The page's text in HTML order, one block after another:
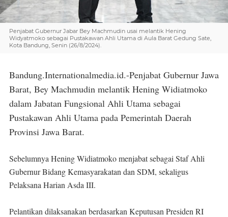
Penjabat Gubernur Jabar Bey Machmudin usai melantik Hening
Widyatmoko sebagai Pustakawan Ahli Utama di Aula Barat Gedung Sate,
Kota Bandung, Senin (26/8/2024).
Bandung.Internationalmedia.id.-Penjabat Gubernur Jawa
Barat, Bey Machmudin melantik Hening Widiatmoko
dalam Jabatan Fungsional Ahli Utama sebagai
Pustakawan Ahli Utama pada Pemerintah Daerah
Provinsi Jawa Barat.
Sebelumnya Hening Widiatmoko menjabat sebagai Staf Ahli
Gubernur Bidang Kemasyarakatan dan SDM, sekaligus
Pelaksana Harian Asda III.
Pelantikan dilaksanakan berdasarkan Keputusan Presiden RI